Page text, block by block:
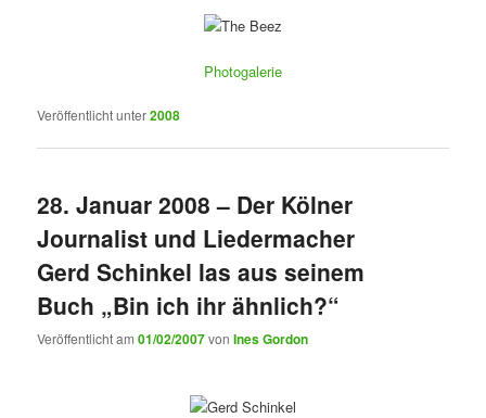
Photogalerie
Veröffentlicht unter2008
28. Januar 2008 – Der Kölner
Journalist und Liedermacher
Gerd Schinkel las aus seinem
Buch „Bin ich ihr ähnlich?“
Veröffentlicht am01/02/2007vonInes Gordon